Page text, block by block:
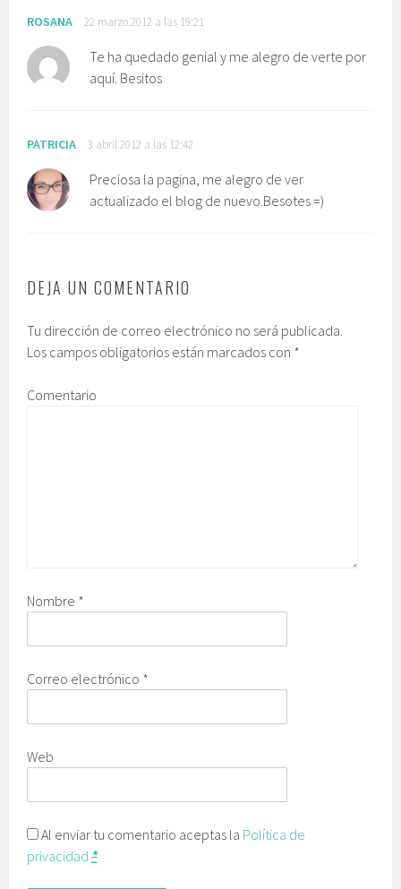
ROSANA 22 marzo 2012 a las 19:21
Te ha quedado genial y me alegro de verte por
aquí. Besitos
PATRICIA 3 abril 2012 a las 12:42
Preciosa la pagina, me alegro de ver
actualizado el blog de nuevo.Besotes =)
DEJA UN COMENTARIO
Tu dirección de correo electrónico no será publicada.
Los campos obligatorios están marcados con *
Comentario
Nombre *
Correo electrónico *
Web
Al enviar tu comentario aceptas la Política de
privacidad *